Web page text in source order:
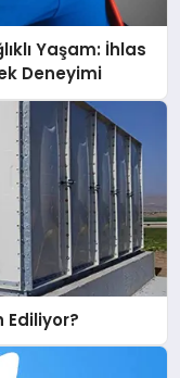
Yaşam: İhlas
Deneyimi
Ediliyor?